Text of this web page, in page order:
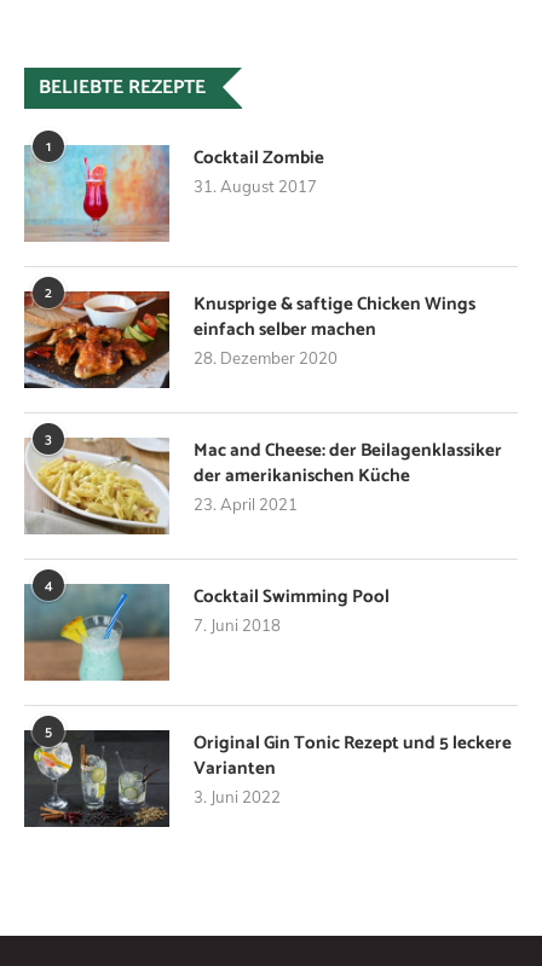
BELIEBTE REZEPTE
1 Cocktail Zombie
31. August 2017
2
Knusprige & saftige Chicken Wings
einfach selber machen
28. Dezember 2020
3
Mac and Cheese: der Beilagenklassiker
der amerikanischen Küche
23. April 2021
4 Cocktail Swimming Pool
7. Juni 2018
5
Original Gin Tonic Rezept und 5 leckere
Varianten
3. Juni 2022